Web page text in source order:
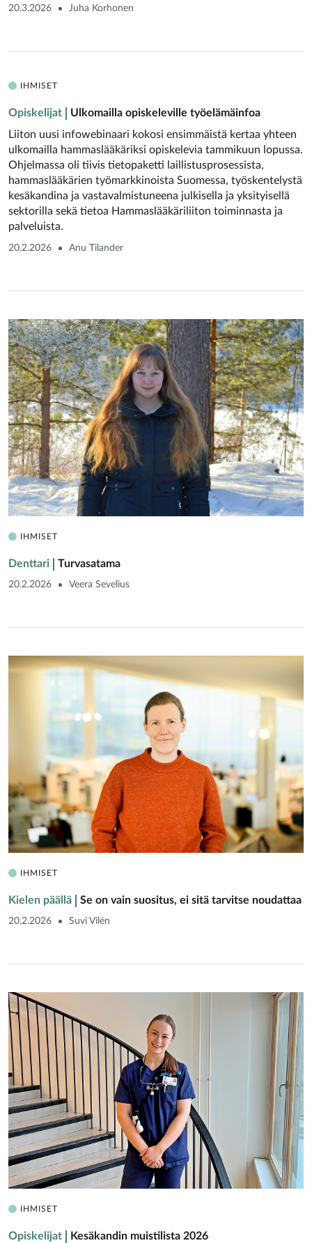
20.3.2026 Juha Korhonen
IHMISET
Opiskelijat
Ulkomailla opiskeleville työelämäinfoa
Liiton uusi infowebinaari kokosi ensimmäistä kertaa yhteen
ulkomailla hammaslääkäriksi opiskelevia tammikuun lopussa.
Ohjelmassa oli tiivis tietopaketti laillistusprosessista,
hammaslääkärien työmarkkinoista Suomessa, työskentelystä
kesäkandina ja vastavalmistuneena julkisella ja yksityisellä
sektorilla sekä tietoa Hammaslääkäriliiton toiminnasta ja
palveluista.
20.2.2026 Anu Tilander
IHMISET
Denttari Turvasatama
20.2.2026 Veera Sevelius
IHMISET
Kielen päällä Se on vain suositus, ei sitä tarvitse noudattaa
20.2.2026 Suvi Vilén
IHMISET
Opiskelijat Kesäkandin muistilista 2026